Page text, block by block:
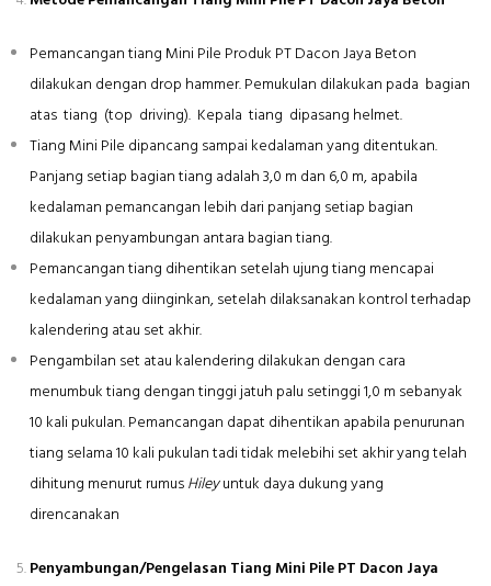
Pemancangan tiang Mini Pile Produk PT Dacon Jaya Beton
dilakukan dengan drop hammer. Pemukulan dilakukan pada bagian
atas tiang (top driving). Kepala tiang dipasang helmet.
Tiang Mini Pile dipancang sampai kedalaman yang ditentukan.
Panjang setiap bagian tiang adalah 3,0 m dan 6,0 m, apabila
kedalaman pemancangan lebih dari panjang setiap bagian
dilakukan penyambungan antara bagian tiang.
Pemancangan tiang dihentikan setelah ujung tiang mencapai
kedalaman yang diinginkan, setelah dilaksanakan kontrol terhadap
kalendering atau set akhir.
Pengambilan set atau kalendering dilakukan dengan cara
menumbuk tiang dengan tinggi jatuh palu setinggi 1,0 m sebanyak
10 kali pukulan. Pemancangan dapat dihentikan apabila penurunan
tiang selama 10 kali pukulan tadi tidak melebihi set akhir yang telah
dihitung menurut rumusHileyuntuk daya dukung yang
direncanakan
Penyambungan/Pengelasan Tiang Mini Pile PT Dacon Jaya